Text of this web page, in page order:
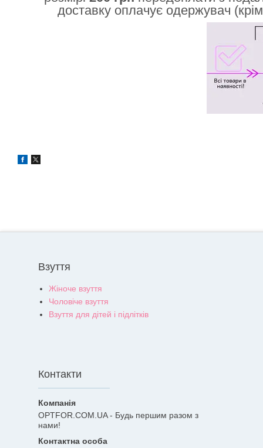
доставку оплачує одержувач
Взуття
Жіноче взуття
Чоловіче взуття
Взуття для дітей і підлітків
Контакти
OPTFOR.COM.UA - Будь першим разом з
нами!